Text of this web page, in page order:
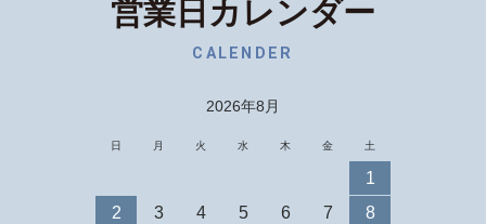
営業日カレンダー
CALENDER
2026年8月
日 月 火 水 木 金 土
1
2
3 4 5 6 7
8